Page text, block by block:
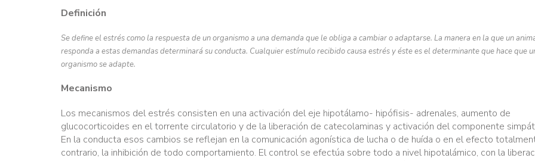
Definición
Se define el estrés como la respuesta de un organismo a una demanda que le obliga a cambiar o adaptarse. La manera en la que un
responda a estas demandas determinará su conducta. Cualquier estímulo recibido causa estrés y éste es el determinante que hace que
organismo se adapte.
Mecanismo
Los mecanismos del estrés consisten en una activación del eje hipotálamo- hipófisis- adrenales, aumento de
glucocorticoides en el torrente circulatorio y de la liberación de catecolaminas y activación del componente
En la conducta esos cambios se reflejan en la comunicación agonística de lucha o de huída o en el efecto
contrario, la inhibición de todo comportamiento. El control se efectúa sobre todo a nivel hipotalámico, con la